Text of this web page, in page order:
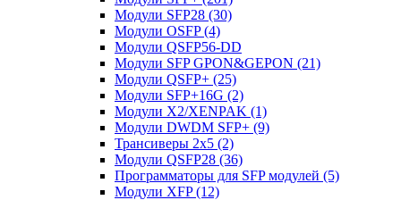
Модули SFP28 (30)
Модули OSFP(4)
Модули QSFP56-DD
Модули SFP GPON&GEPON (21)
Модули QSFP+ (25)
Модули SFP+16G (2)
Модули X2/XENPAK (1)
Модули DWDM SFP+ (9)
Трансиверы 2x5 (2)
Модули QSFP28 (36)
Программаторы для SFP модулей (5)
Модули XFP(12)